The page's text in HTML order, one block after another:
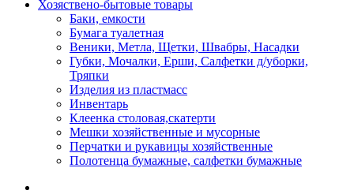
Хозяствено-бытовые товары
Баки, емкости
Бумага туалетная
Веники, Метла, Щетки, Швабры, Насадки
Губки, Мочалки, Ерши, Салфетки д/уборки,
Тряпки
Изделия из пластмасс
Инвентарь
Клеенка столовая,скатерти
Мешки хозяйственные и мусорные
Перчатки и рукавицы хозяйственные
Полотенца бумажные, салфетки бумажные